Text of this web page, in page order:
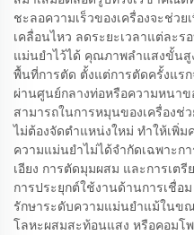
ชะลอความเร็วของเครื่องจะช่ว
เคลื่อนไหว ลดระยะเวลาแต่ละ
แม่นยำไว้ได้ คุณภาพลำแสงขั้นสู
พื้นที่การตัด ตั้งแต่การตัดครั้งแร
ผ่านศูนย์กลางท่อหรือความหนา
สามารถในการหมุนของเครื่องช่
ไม่ต้องจัดตำแหน่งใหม่ ทำให้เพิ่
ความแม่นยำไม่ได้จำกัดเฉพาะก
เอียง การตัดมุมผสม และการเต
การประยุกต์ใช้งานด้านการเชื่อม
รักษาระดับความแม่นยำแม้ในข
โลหะผสมสะท้อนแสง หรือคอมโ